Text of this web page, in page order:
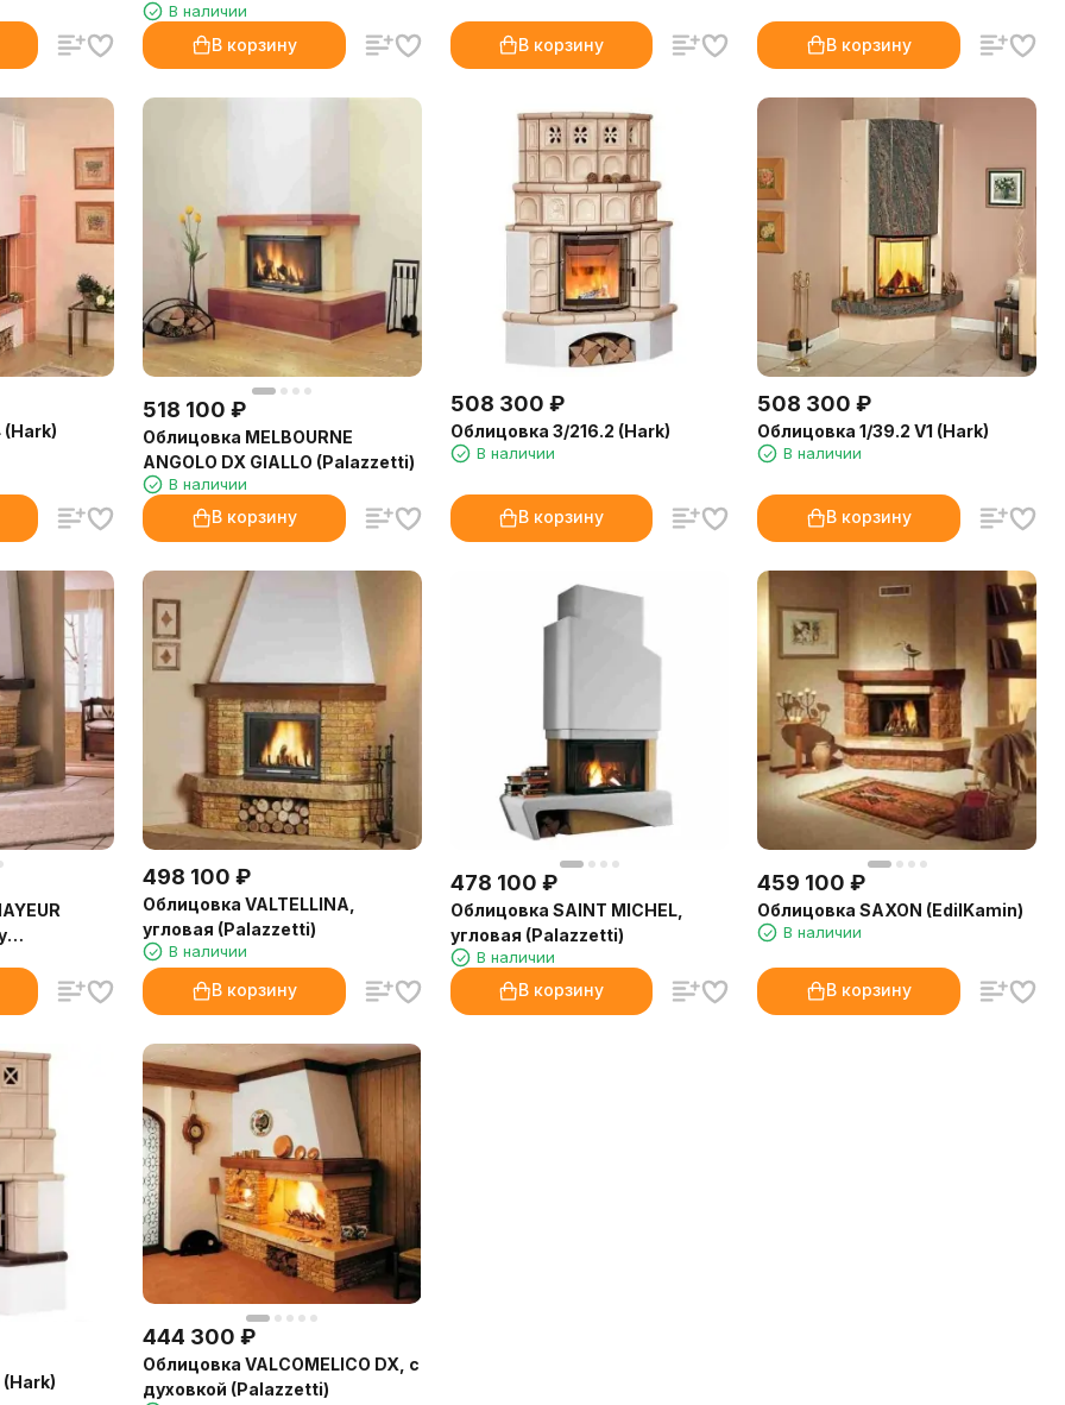
В наличии
В корзину В корзину В корзину
518 100 ₽
Облицовка MELBOURNE
ANGOLO DX GIALLO (Palazzetti)
В наличии
В корзину
508 300 ₽
Облицовка 3/216.2 (Hark)
В наличии
В корзину
508 300 ₽
Облицовка 1/39.2 V1 (Hark)
В наличии
В корзину
498 100 ₽
Облицовка VALTELLINA,
угловая (Palazzetti)
В наличии
В корзину
478 100 ₽
Облицовка SAINT MICHEL,
угловая (Palazzetti)
В наличии
В корзину
459 100 ₽
Облицовка SAXON (EdilKamin)
В наличии
В корзину
444 300 ₽
Облицовка VALCOMELICO DX, с
духовкой (Palazzetti)